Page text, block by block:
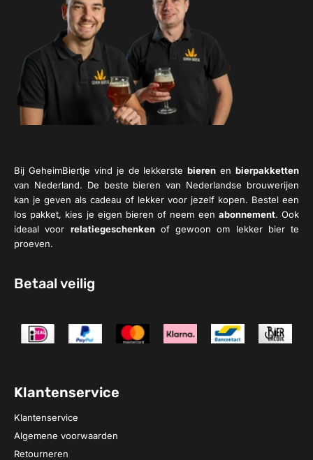
Bij GeheimBiertje vind je de lekkerstebieren en bierpakketten
van Nederland. De beste bieren van Nederlandse brouwerijen
kan je geven als cadeau of lekker voor jezelf kopen. Bestel een
los pakket, kies je eigen bieren of neem een abonnement. Ook
ideaal voor relatiegeschenkenof gewoon om lekker bier te
proeven.
Betaal veilig
Klantenservice
Klantenservice
Algemene voorwaarden
Retourneren